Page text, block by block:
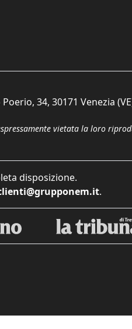
34, 30171 Venezia
vietata la loro
disposizione.
.